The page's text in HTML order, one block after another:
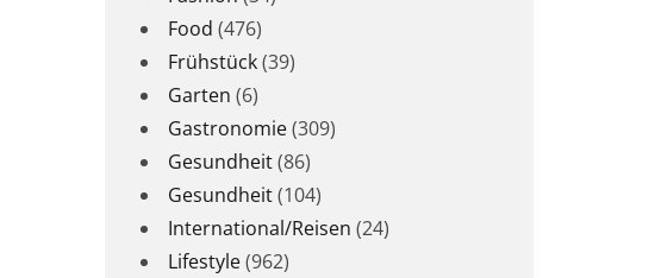
Food (476)
Frühstück(39)
Garten (6)
Gastronomie(309)
Gesundheit(86)
Gesundheit(104)
International/Reisen (24)
Lifestyle(962)